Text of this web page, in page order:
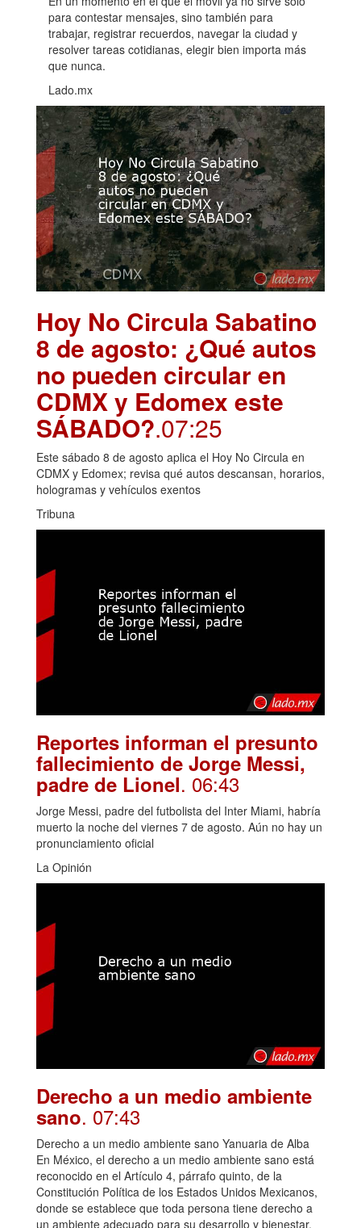
para contestar mensajes, sino también para
trabajar, registrar recuerdos, navegar la ciudad y
resolver tareas cotidianas, elegir bien importa más
que nunca.
Lado.mx
Hoy No Circula Sabatino
8 de agosto: ¿Qué autos
no pueden circular en
CDMX y Edomex este
SÁBADO?.07:25
Este sábado 8 de agosto aplica el Hoy No Circula en
CDMX y Edomex; revisa qué autos descansan, horarios,
hologramas y vehículos exentos
Tribuna
Reportes informan el presunto
fallecimiento de Jorge Messi,
padre de Lionel. 06:43
Jorge Messi, padre del futbolista del Inter Miami, habría
muerto la noche del viernes 7 de agosto. Aún no hay un
pronunciamiento oficial
La Opinión
Derecho a un medio ambiente
sano. 07:43
Derecho a un medio ambiente sano Yanuaria de Alba
En México, el derecho a un medio ambiente sano está
reconocido en el Artículo 4, párrafo quinto, de la
Constitución Política de los Estados Unidos Mexicanos,
donde se establece que toda persona tiene derecho a
un ambiente adecuado para su desarrollo y bienestar.